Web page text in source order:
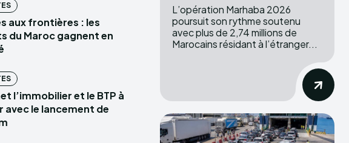
aux frontières : les
du Maroc gagnent en
l’immobilier et le BTP à
avec le lancement de
L’opération Marhaba 2026
poursuit son rythme soutenu
avec plus de 2,74 millions de
Marocains résidant à l’étranger...